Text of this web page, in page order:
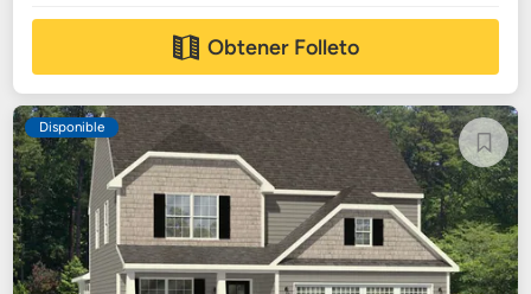
Obtener Folleto
Disponible